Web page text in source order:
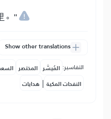
。"
Show other translations
التفاسير: المُيسَّر المختصر
النفحات المكية | هدايات